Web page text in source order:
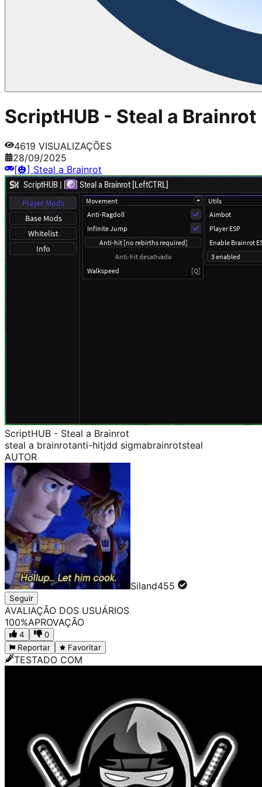
ScriptHUB - Steal a Brainrot
4619 VISUALIZAÇÕES
28/09/2025
[🎃] Steal a Brainrot
ScriptHUB - Steal a Brainrot
steal a brainrotanti-hitjdd sigmabrainrotsteal
AUTOR
Siland455
Seguir
AVALIAÇÃO DOS USUÁRIOS
100%APROVAÇÃO
4
0
Reportar
Favoritar
TESTADO COM